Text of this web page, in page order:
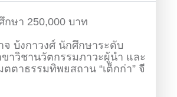
กษา 250,000 บาท
บ้งกาวงศ์ นักศึกษาระดับ
าวิชานวัตกรรมภาวะผู้นำ และ
ตาธรรมทิพยสถาน “เต็กก่า” จี